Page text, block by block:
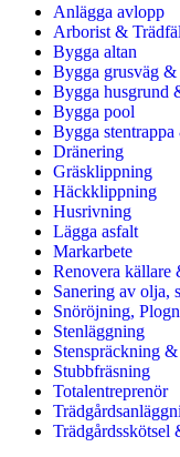
Anlägga avlopp
Arborist &
Bygga altan
Bygga grusväg &
Bygga husgrund
Bygga pool
Bygga
Dränering
Gräsklippning
Häckklippning
Husrivning
Lägga asfalt
Markarbete
Renovera källare
Sanering av olja,
Snöröjning,
Stenläggning
Stenspräckning
Stubbfräsning
Totalentreprenör
Trädgårdsskötsel